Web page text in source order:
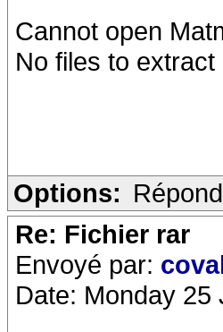
Cannot open
No files to extract
Options:
Re: Fichier rar
Envoyé par:
Date: Monday 25